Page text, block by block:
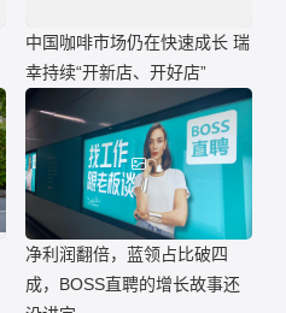
中国咖啡市场仍在快速成长 瑞
幸持续“开新店、开好店”
净利润翻倍，蓝领占比破四
成，BOSS直聘的增长故事还